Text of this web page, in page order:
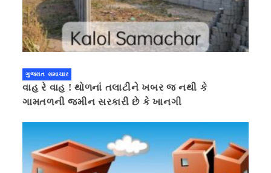
ગુજરાત સમાચાર
વાહ રે વાહ ! થોળનાં તલાટીને ખબર જ નથી કે
ગામતળની જમીન સરકારી છે કે ખાનગી